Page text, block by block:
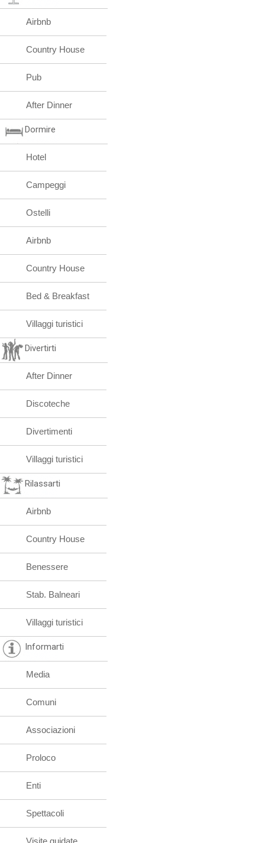
Airbnb
Country House
Pub
After Dinner
Dormire
Hotel
Campeggi
Ostelli
Airbnb
Country House
Bed & Breakfast
Villaggi turistici
Divertirti
After Dinner
Discoteche
Divertimenti
Villaggi turistici
Rilassarti
Airbnb
Country House
Benessere
Stab. Balneari
Villaggi turistici
Informarti
Media
Comuni
Associazioni
Proloco
Enti
Spettacoli
Visite guidate